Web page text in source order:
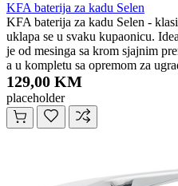
KFA baterija za kadu Selen
KFA baterija za kadu Selen -
uklapa se u svaku kupaonicu.
je od mesinga sa krom sjajnim
a u kompletu sa opremom za
129,00 KM
placeholder